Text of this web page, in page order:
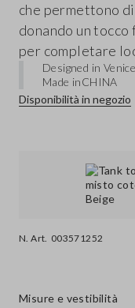
N. Art. 003571252
che permettono
donando un
per completare
Designed in Venice
Made inCHINA
Disponibilità in negozio
Misure e vestibilità